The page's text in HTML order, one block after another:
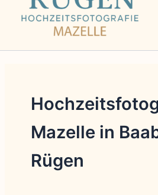
Mazelle in
Rügen